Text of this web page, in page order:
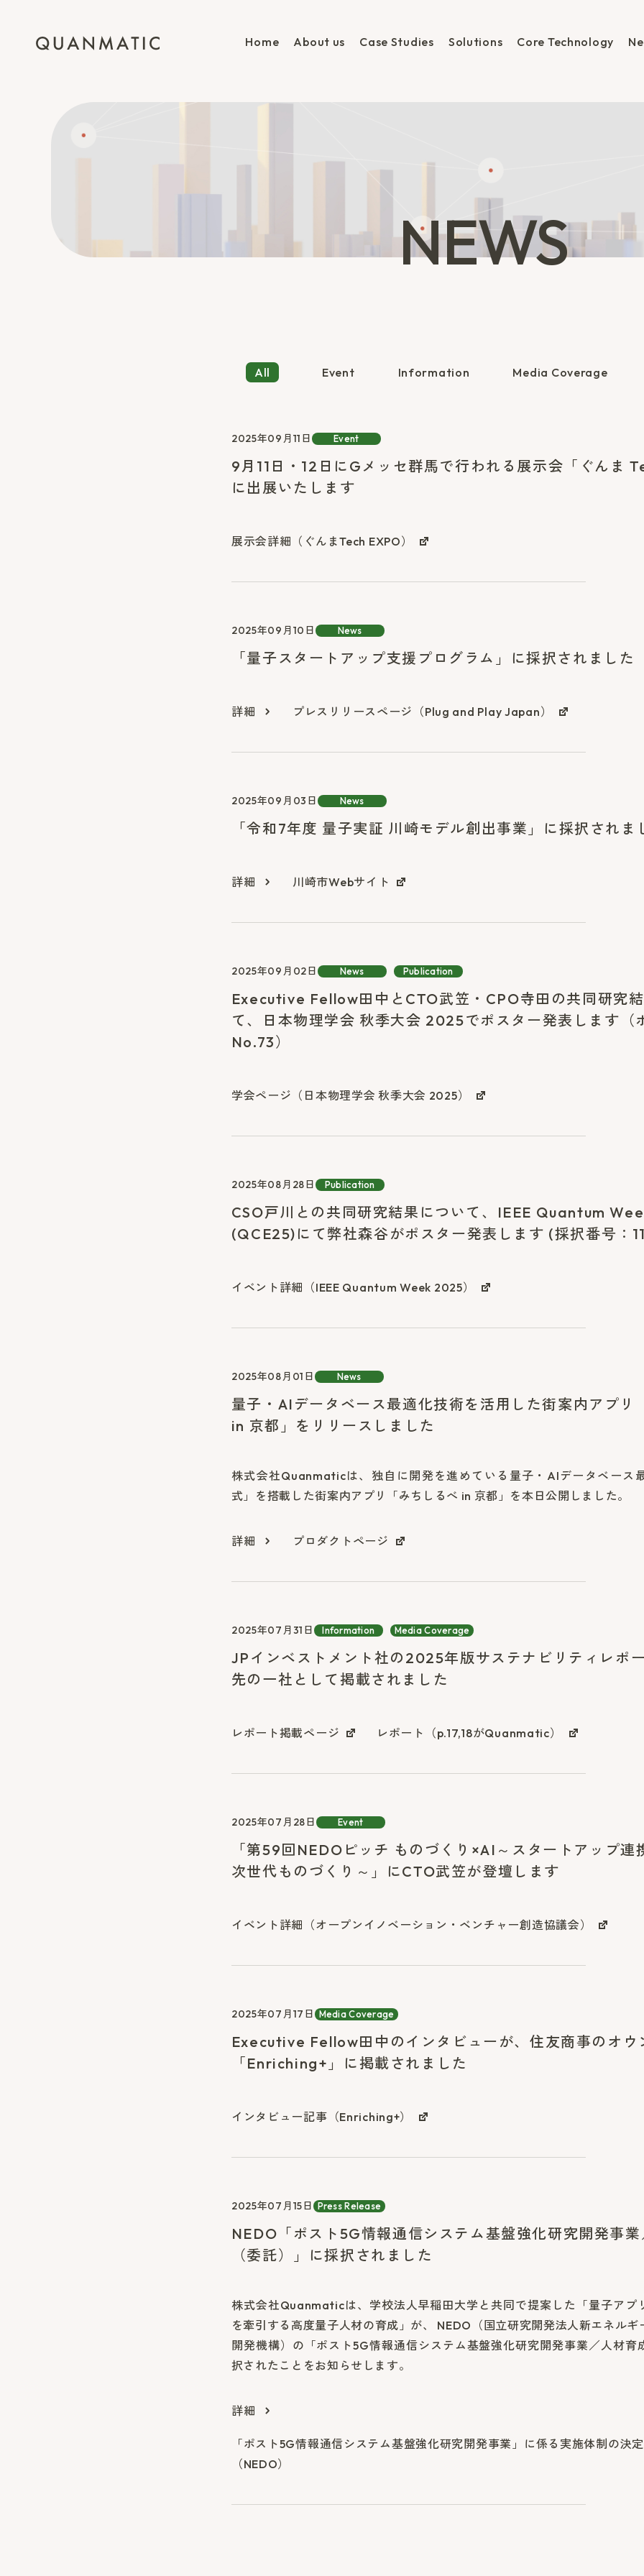
Home About us Case Studies Solutions Core Technology
NEWS
All Event Information Media Coverage
2025年09月11日 Event
9月11日・12日にGメッセ群馬で行われる展示会「ぐんま
に出展いたします
展示会詳細（ぐんまTech EXPO）
2025年09月10日 News
「量子スタートアップ支援プログラム」に採択されました
詳細 プレスリリースページ（Plug and Play Japan）
2025年09月03日 News
「令和7年度 量子実証 川崎モデル創出事業」に採択されま
詳細 川崎市Webサイト
2025年09月02日 News Publication
Executive Fellow田中とCTO武笠・CPO寺田の共同研究
て、日本物理学会 秋季大会 2025でポスター発表します（
No.73）
学会ページ（日本物理学会 秋季大会 2025）
2025年08月28日 Publication
CSO戸川との共同研究結果について、IEEE Quantum
(QCE25)にて弊社森谷がポスター発表します (採択番号：
イベント詳細（IEEE Quantum Week 2025）
2025年08月01日 News
量子・AIデータベース最適化技術を活用した街案内アプリ
in 京都」をリリースしました
株式会社Quanmaticは、独自に開発を進めている量子・AIデータベース
式」を搭載した街案内アプリ「みちしるべ in 京都」を本日公開しました。
詳細 プロダクトページ
2025年07月31日 Information Media Coverage
JPインベストメント社の2025年版サステナビリティレポ
先の一社として掲載されました
レポート掲載ページ レポート（p.17,18がQuanmatic）
2025年07月28日 Event
「第59回NEDOピッチ ものづくり×AI～スタートアップ連
次世代ものづくり～」にCTO武笠が登壇します
イベント詳細（オープンイノベーション・ベンチャー創造協議会）
2025年07月17日 Media Coverage
Executive Fellow田中のインタビューが、住友商事のオウ
「Enriching+」に掲載されました
インタビュー記事（Enriching+）
2025年07月15日 Press Release
NEDO「ポスト5G情報通信システム基盤強化研究開発事
（委託）」に採択されました
株式会社Quanmaticは、学校法人早稲田大学と共同で提案した「量子アプ
を牽引する高度量子人材の育成」が、 NEDO（国立研究開発法人新エネル
開発機構）の「ポスト5G情報通信システム基盤強化研究開発事業／人材育
択されたことをお知らせします。
詳細
「ポスト5G情報通信システム基盤強化研究開発事業」に係る実施体制の決
（NEDO）